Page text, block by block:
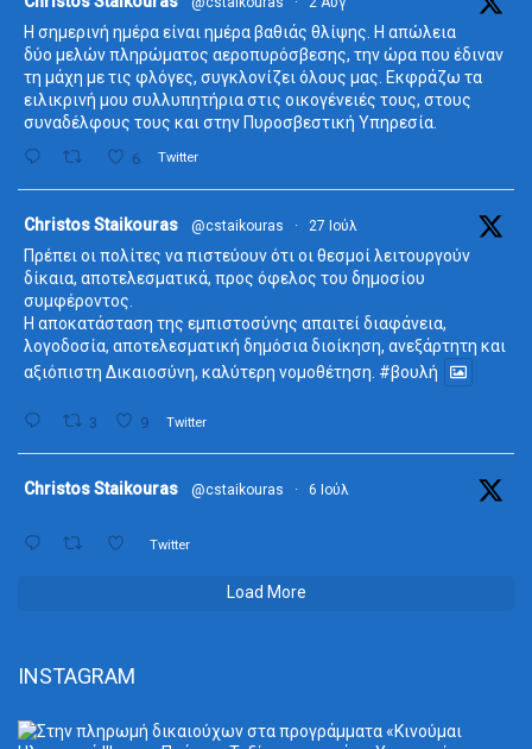
Η σημερινή ημέρα είναι ημέρα βαθιάς θλίψης. Η απώλεια
δύο μελών πληρώματος αεροπυρόσβεσης, την ώρα που έδιναν
τη μάχη με τις φλόγες, συγκλονίζει όλους μας. Εκφράζω τα
ειλικρινή μου συλλυπητήρια στις οικογένειές τους, στους
συναδέλφους τους και στην Πυροσβεστική Υπηρεσία.
6 Twitter
Christos Staikouras @cstaikouras · 27 Ιούλ
Πρέπει οι πολίτες να πιστεύουν ότι οι θεσμοί λειτουργούν
δίκαια, αποτελεσματικά, προς όφελος του δημοσίου
συμφέροντος.
Η αποκατάσταση της εμπιστοσύνης απαιτεί διαφάνεια,
λογοδοσία, αποτελεσματική δημόσια διοίκηση, ανεξάρτητη και
αξιόπιστη Δικαιοσύνη, καλύτερη νομοθέτηση. #βουλή
3 9 Twitter
Christos Staikouras @cstaikouras · 6 Ιούλ
Twitter
Load More
INSTAGRAM